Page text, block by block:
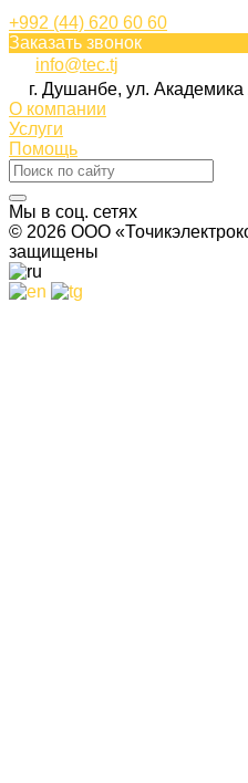
+992 (44) 620 60 60
Заказать звонок
info@tec.tj
г. Душанбе, ул.
О компании
Услуги
Помощь
Мы в соц. сетях
© 2026 ООО
защищены